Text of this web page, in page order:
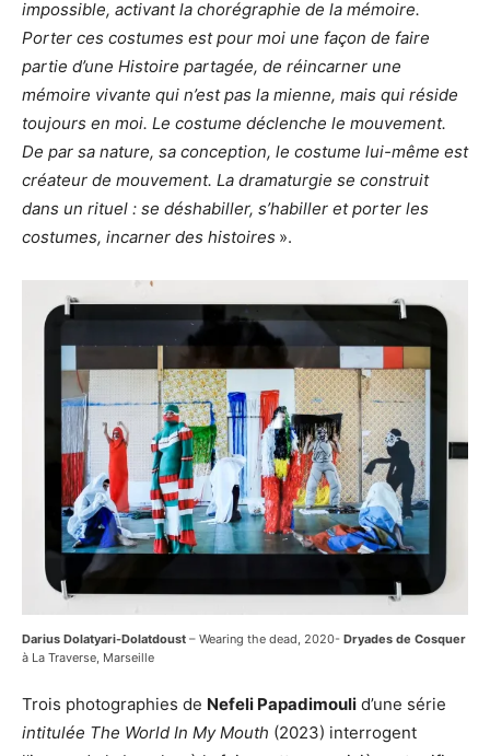
impossible, activant la chorégraphie de la mémoire.
Porter ces costumes est pour moi une façon de faire
partie d’une Histoire partagée, de réincarner une
mémoire vivante qui n’est pas la mienne, mais qui réside
toujours en moi. Le costume déclenche le mouvement.
De par sa nature, sa conception, le costume lui-même est
créateur de mouvement. La dramaturgie se construit
dans un rituel : se déshabiller, s’habiller et porter les
costumes, incarner des histoires ».
Darius Dolatyari-Dolatdoust – Wearing the dead, 2020- Dryades de Cosquer
à La Traverse, Marseille
Trois photographies de Nefeli Papadimouli d’une série
intitulée The World In My Mouth (2023) interrogent